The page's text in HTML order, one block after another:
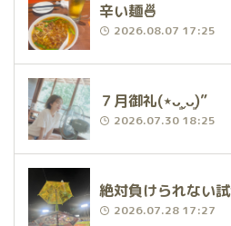
辛い麺🍜
2026.08.07 17:25
７月御礼(⋆ᴗ͈ˬᴗ͈)”
2026.07.30 18:25
絶対負けられない
2026.07.28 17:27